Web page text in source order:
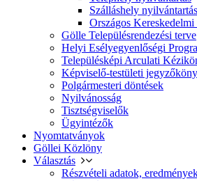
Szálláshely nyilvántartás
Országos
Gölle Településrendezési terve
Helyi Esélyegyenlőségi
Településképi Arculati
Képviselő-testületi
Polgármesteri döntések
Nyilvánosság
Tisztségviselők
Ügyintézők
Nyomtatványok
Göllei Közlöny
Választás
Részvételi adatok,